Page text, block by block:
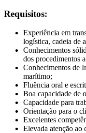
Requisitos:
Experiência em
logística, cadeia de
Conhecimentos
dos procedimentos
Conhecimentos de
marítimo;
Fluência oral e
Boa capacidade de
Capacidade para
Orientação para o
Excelentes
Elevada atenção ao